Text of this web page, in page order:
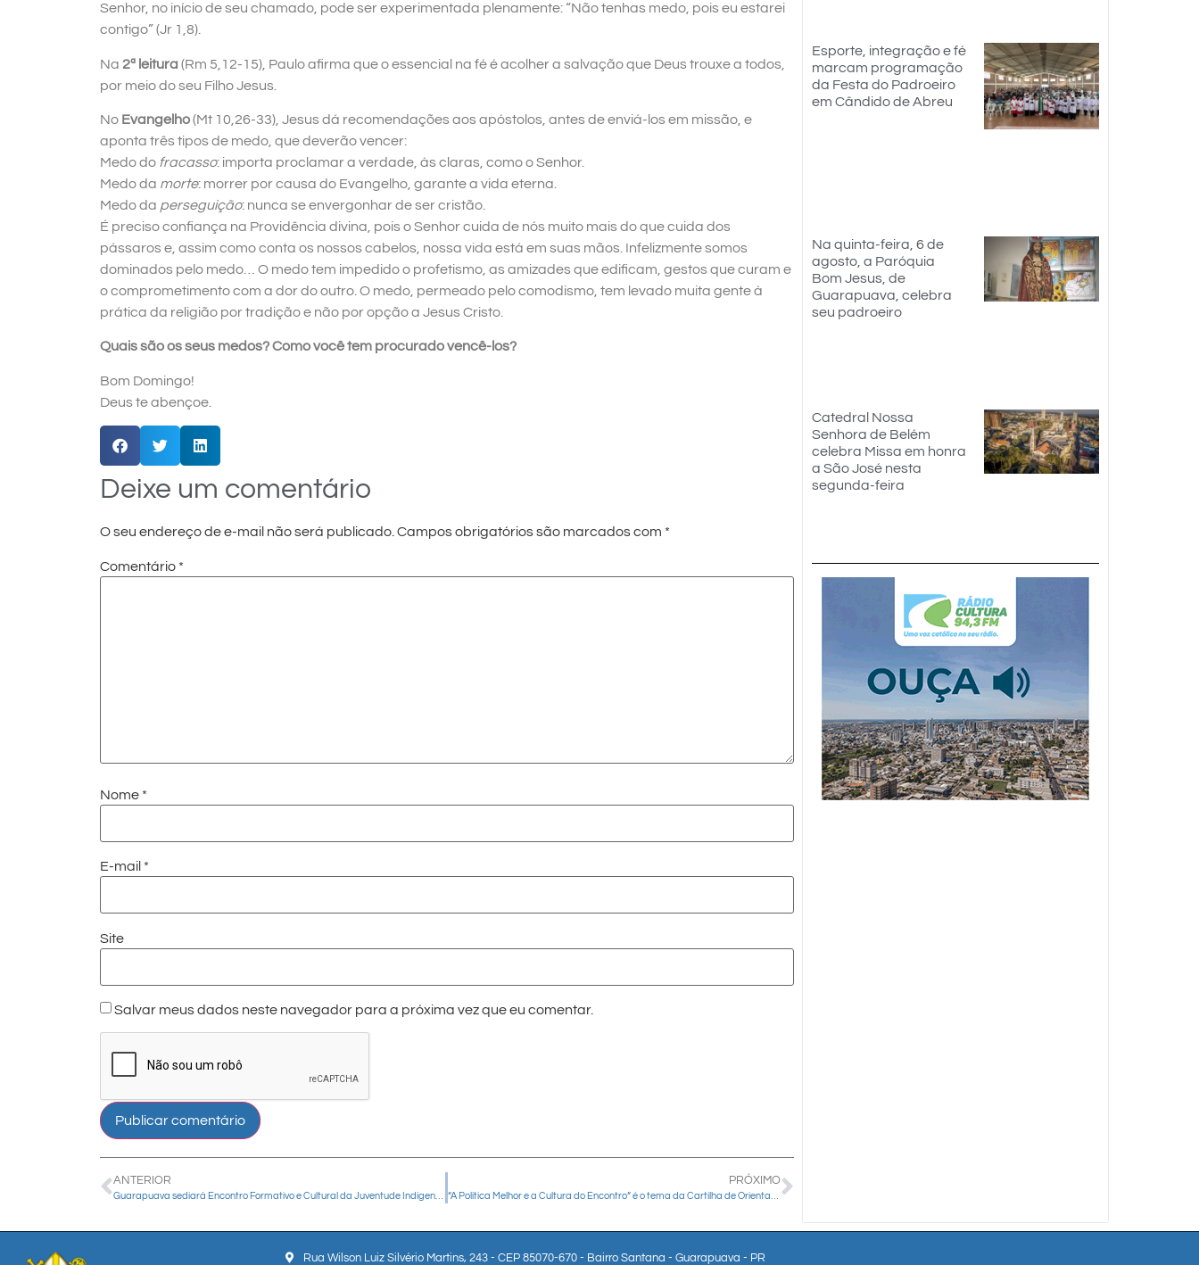
Senhor, no início de seu chamado, pode ser experimentada plenamente: “Não tenhas medo, pois eu estarei
contigo” (Jr 1,8).
Na 2ª leitura (Rm 5,12-15), Paulo afirma que o essencial na fé é acolher a salvação que Deus trouxe a todos,
por meio do seu Filho Jesus.
No Evangelho(Mt 10,26-33), Jesus dá recomendações aos apóstolos, antes de enviá-los em missão, e
aponta três tipos de medo, que deverão vencer:
Medo do fracasso: importa proclamar a verdade, às claras, como o Senhor.
Medo da morte: morrer por causa do Evangelho, garante a vida eterna.
Medo da perseguição: nunca se envergonhar de ser cristão.
É preciso confiança na Providência divina, pois o Senhor cuida de nós muito mais do que cuida dos
pássaros e, assim como conta os nossos cabelos, nossa vida está em suas mãos. Infelizmente somos
dominados pelo medo… O medo tem impedido o profetismo, as amizades que edificam, gestos que curam e
o comprometimento com a dor do outro. O medo, permeado pelo comodismo, tem levado muita gente à
prática da religião por tradição e não por opção a Jesus Cristo.
Quais são os seus medos? Como você tem procurado vencê-los?
Bom Domingo!
Deus te abençoe.
Deixe um comentário
O seu endereço de e-mail não será publicado. Campos obrigatórios são marcados com *
Comentário *
Nome *
E-mail *
Site
Salvar meus dados neste navegador para a próxima vez que eu comentar.
ANTERIOR PRÓXIMO
Esporte, integração e fé
marcam programação
da Festa do Padroeiro
em Cândido de Abreu
Na quinta-feira, 6 de
agosto, a Paróquia
Bom Jesus, de
Guarapuava, celebra
seu padroeiro
Catedral Nossa
Senhora de Belém
celebra Missa em honra
a São José nesta
segunda-feira
Rua Wilson Luiz Silvério Martins, 243 - CEP 85070-670 - Bairro Santana - Guarapuava - PR